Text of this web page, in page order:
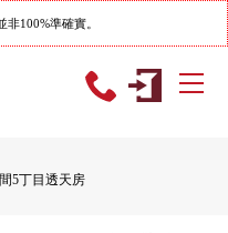
100%準確實。
5丁目透天房